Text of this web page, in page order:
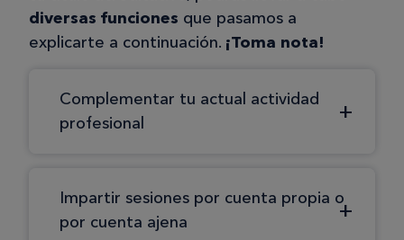
diversas funciones que pasamos a
explicarte a continuación. ¡Toma nota!
Complementar tu actual actividad
profesional
Impartir sesiones por cuenta propia o
por cuenta ajena